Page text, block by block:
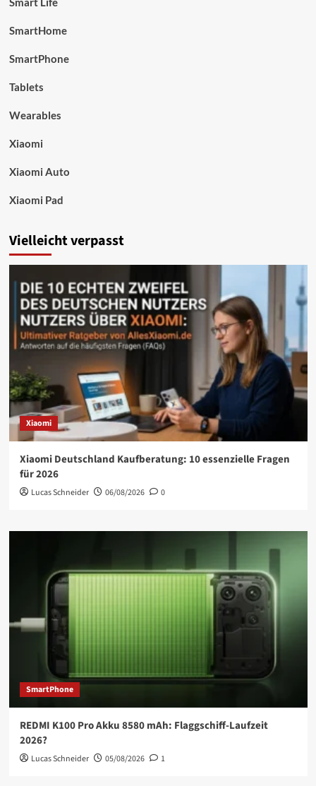
SmartHome
SmartPhone
Tablets
Wearables
Xiaomi
Xiaomi Auto
Xiaomi Pad
Vielleicht verpasst
Xiaomi
Xiaomi Deutschland Kaufberatung: 10 essenzielle Fragen
für 2026
Lucas Schneider 06/08/2026 0
SmartPhone
REDMI K100 Pro Akku 8580 mAh: Flaggschiff-Laufzeit
2026?
Lucas Schneider 05/08/2026 1